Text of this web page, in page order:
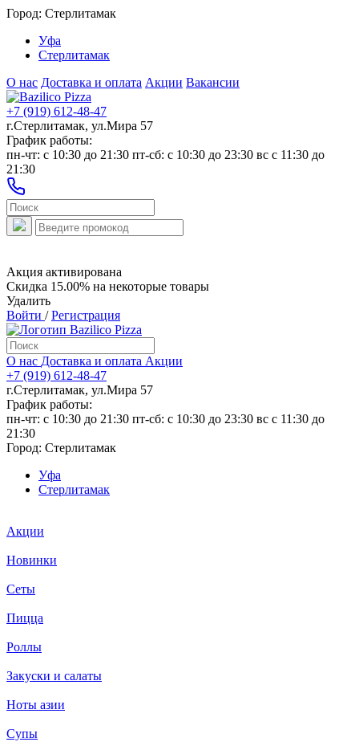
Город: Стерлитамак
Уфа
Стерлитамак
О нас Доставка и оплата Акции Вакансии
+7 (919) 612-48-47
г.Стерлитамак, ул.Мира 57
График работы:
пн-чт: c 10:30 до 21:30 пт-сб: c 10:30 до 23:30 вс с 11:30 до
21:30
Акция активирована
Скидка 15.00% на некоторые товары
Удалить
Войти /Регистрация
О нас Доставка и оплата Акции
+7 (919) 612-48-47
г.Стерлитамак, ул.Мира 57
График работы:
пн-чт: c 10:30 до 21:30 пт-сб: c 10:30 до 23:30 вс с 11:30 до
21:30
Город: Стерлитамак
Уфа
Стерлитамак
Акции
Новинки
Сеты
Пицца
Роллы
Закуски и салаты
Ноты азии
Супы